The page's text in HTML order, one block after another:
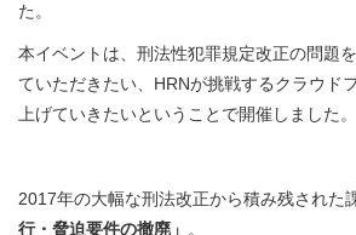
た。
本イベントは、刑法性犯罪規定改正の問題
ていただきたい、HRNが挑戦するクラウド
上げていきたいということで開催しました。
2017年の大幅な刑法改正から積み残された
行・脅迫要件の撤廃」 。